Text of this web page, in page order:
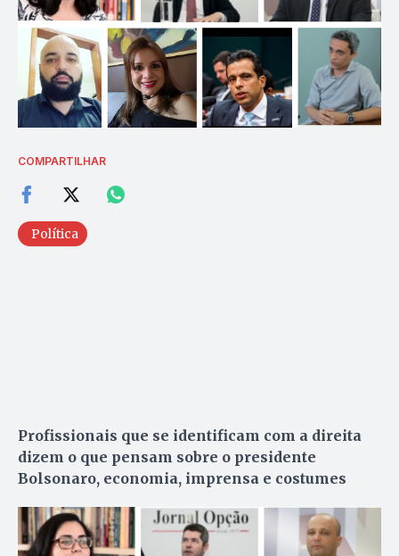
COMPARTILHAR
Política
Profissionais que se identificam com a direita
dizem o que pensam sobre o presidente
Bolsonaro, economia, imprensa e costumes